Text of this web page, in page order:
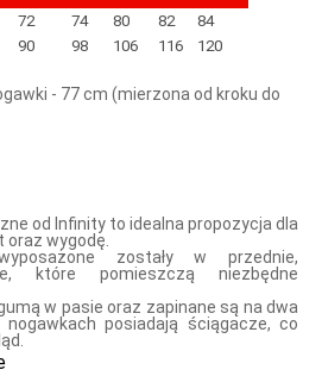
72 74 80 82
84
90 98 106 116 120
- 77 cm (mierzona od kroku do
od Infinity to idealna propozycja dla
oraz wygodę.
zostały w przednie,
które pomieszczą niezbędne
w pasie oraz zapinane są na dwa
nogawkach posiadają ściągacze, co